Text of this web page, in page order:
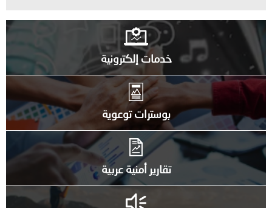
خدمات إلكترونية
بوسترات توعوية
تقارير أمنية عربية